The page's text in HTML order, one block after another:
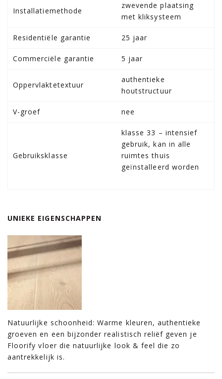
Installatiemethode
zwevende plaatsing
met kliksysteem
Residentiële garantie 25 jaar
Commerciële garantie 5 jaar
Oppervlaktetextuur
authentieke
houtstructuur
V-groef nee
Gebruiksklasse
klasse 33 – intensief
gebruik, kan in alle
ruimtes thuis
geïnstalleerd worden
UNIEKE EIGENSCHAPPEN
Natuurlijke schoonheid: Warme kleuren, authentieke
groeven en een bijzonder realistisch reliëf geven je
Floorify vloer die natuurlijke look & feel die zo
aantrekkelijk is.